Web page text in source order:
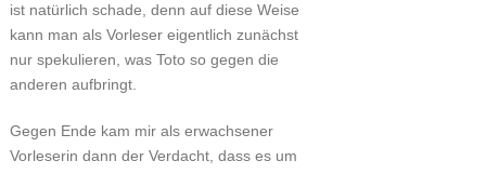
ist natürlich schade, denn auf diese Weise
kann man als Vorleser eigentlich zunächst
nur spekulieren, was Toto so gegen die
anderen aufbringt.
Gegen Ende kam mir als erwachsener
Vorleserin dann der Verdacht, dass es um